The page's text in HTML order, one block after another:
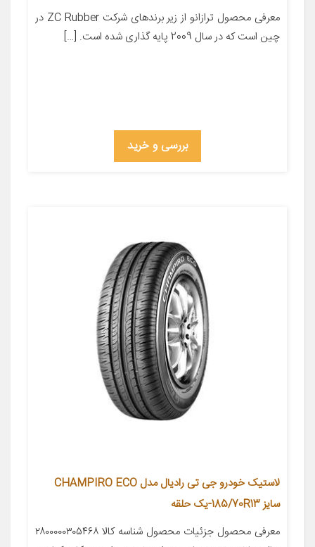
معرفی محصول ترازانو از زیر برندهای شرکت ZC Rubber در
چین است که در سال 2009 پایه گذاری شده است. […]
بررسی و خرید
لاستیک خودرو جی تی رادیال مدل CHAMPIRO ECO
سایز 185/70R13-یک حلقه
معرفی محصول جزئیات محصول شناسه کالا ۲۸۰۰۰۰۰۳۰۵۴۶۸